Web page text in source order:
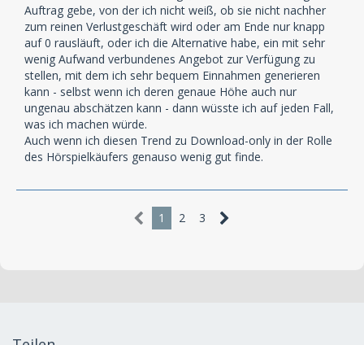
Auftrag gebe, von der ich nicht weiß, ob sie nicht nachher
zum reinen Verlustgeschäft wird oder am Ende nur knapp
auf 0 rausläuft, oder ich die Alternative habe, ein mit sehr
wenig Aufwand verbundenes Angebot zur Verfügung zu
stellen, mit dem ich sehr bequem Einnahmen generieren
kann - selbst wenn ich deren genaue Höhe auch nur
ungenau abschätzen kann - dann wüsste ich auf jeden Fall,
was ich machen würde.
Auch wenn ich diesen Trend zu Download-only in der Rolle
des Hörspielkäufers genauso wenig gut finde.
1 2 3